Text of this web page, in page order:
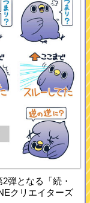
弾となる「続・
クリエイターズ